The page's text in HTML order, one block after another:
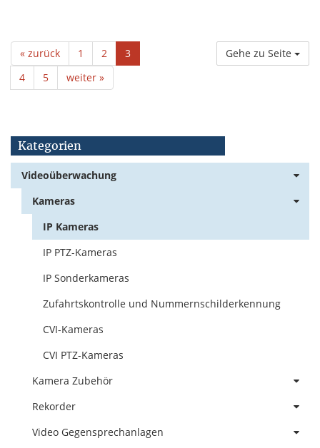
« zurück 1 2
3
4
5 weiter »
Gehe zu Seite
Kategorien
Videoüberwachung
Kameras
IP Kameras
IP PTZ-Kameras
IP Sonderkameras
Zufahrtskontrolle und Nummernschilderkennung
CVI-Kameras
CVI PTZ-Kameras
Kamera Zubehör
Rekorder
Video Gegensprechanlagen